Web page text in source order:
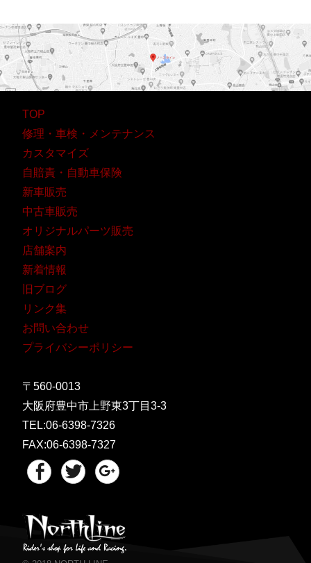
top
TOP
修理・車検・メンテナンス
カスタマイズ
自賠責・自動車保険
新車販売
中古車販売
オリジナルパーツ販売
店舗案内
新着情報
旧ブログ
リンク集
お問い合わせ
プライバシーポリシー
〒560-0013
大阪府豊中市上野東3丁目3-3
TEL:06-6398-7326
FAX:06-6398-7327
FacebookTwitterGoogle+